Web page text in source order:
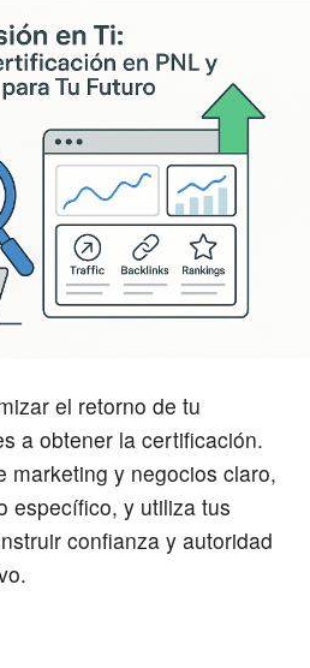
el retorno de tu
a obtener la certificación.
marketing y negocios claro,
específico, y utiliza tus
confianza y autoridad